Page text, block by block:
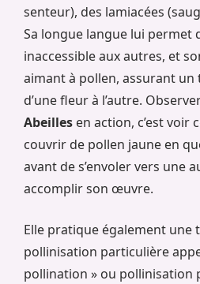
senteur), des lamiacées
Sa longue langue lui permet
inaccessible aux autres, et
aimant à pollen, assurant
d’une fleur à l’autre.
Abeilles en action, c’est voir
couvrir de pollen jaune en
avant de s’envoler vers une
accomplir son œuvre.
Elle pratique également une
pollinisation particulière
pollination » ou pollinisation